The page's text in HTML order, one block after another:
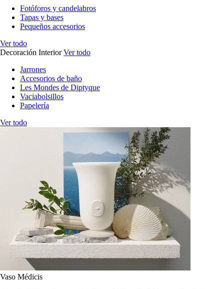
Fotóforos y candelabros
Tapas y bases
Pequeños accesorios
Ver todo
Decoración Interior Ver todo
Jarrones
Accesorios de baño
Les Mondes de Diptyque
Vaciabolsillos
Papelería
Ver todo
Vaso Médicis